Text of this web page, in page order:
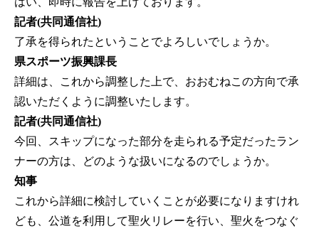
記者(共同通信社)
了承を得られたということでよろしいでしょうか。
県スポーツ振興課長
詳細は、これから調整した上で、おおむねこの方向で承
認いただくように調整いたします。
記者(共同通信社)
今回、スキップになった部分を走られる予定だったラン
ナーの方は、どのような扱いになるのでしょうか。
知事
これから詳細に検討していくことが必要になりますけれ
ども、公道を利用して聖火リレーを行い、聖火をつなぐ